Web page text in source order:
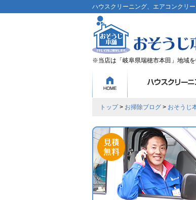
ハウスクリーニング、エアコンクリ
※当店は「岐阜県瑞穂市本田」地域を
トップ> お掃除ブログ > おそうじ